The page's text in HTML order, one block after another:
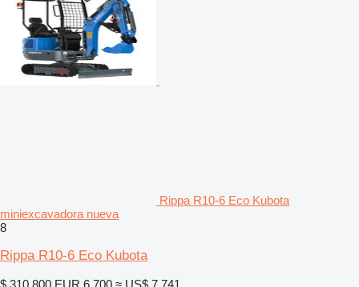
Rippa R10-6 Eco Kubota
miniexcavadora nueva
8
Rippa R10-6 Eco Kubota
$ 310.800 EUR 6.700 ≈ US$ 7.741